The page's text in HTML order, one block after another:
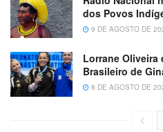
dos Povos
9 DE AGOSTO DE
Lorrane Oliveira
Brasileiro de
8 DE AGOSTO DE